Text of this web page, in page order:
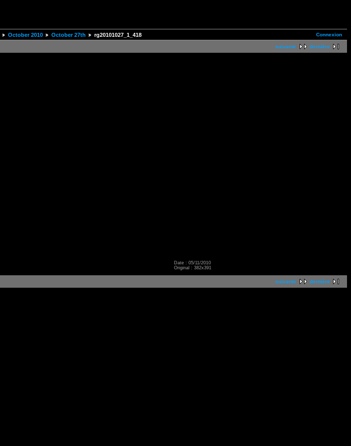
Connexion
October 2010 October 27th rg20101027_1_418
suivante dernière
Date : 05/11/2010
Original : 382x391
suivante dernière